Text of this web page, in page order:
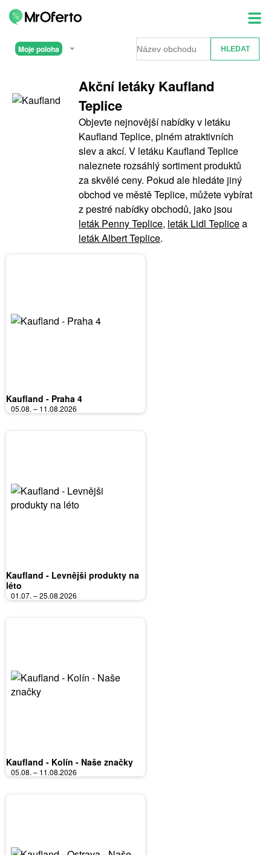
Moje poloha
Akční letáky Kaufland
Teplice
Objevte nejnovější nabídky v letáku
Kaufland Teplice, plném atraktivních
slev a akcí. V letáku Kaufland Teplice
naleznete rozsáhlý sortiment produktů
za skvělé ceny. Pokud ale hledáte jiný
obchod ve městě Teplice, můžete vybírat
z pestré nabídky obchodů, jako jsou
leták Penny Teplice, leták Lidl Teplicea
leták Albert Teplice.
Kaufland - Praha 4
05.08. – 11.08.2026
Kaufland - Levnějši produkty na
léto
01.07. – 25.08.2026
Kaufland - Kolín - Naše značky
05.08. – 11.08.2026